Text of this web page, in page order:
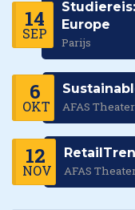
14
SEP
Europe
Parijs
6
OKT AFAS Theater
12
NOV AFAS